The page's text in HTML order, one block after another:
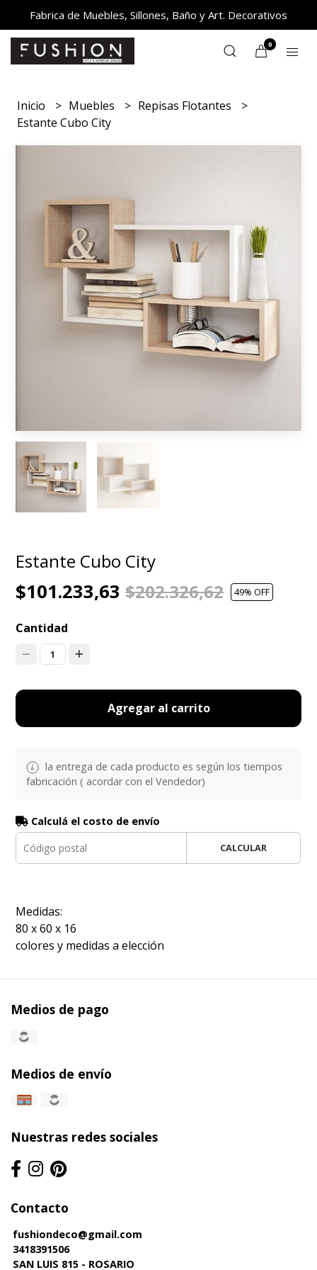
Fabrica de Muebles, Sillones, Baño y Art. Decorativos
0
Inicio Muebles
Repisas Flotantes
Estante Cubo City
Estante Cubo City
$101.233,63$202.326,62 49% OFF
Cantidad
1
Agregar al carrito
la entrega de cada producto es según los tiempos
fabricación ( acordar con el Vendedor)
Calculá el costo de envío
CALCULAR
Medidas:
80 x 60 x 16
colores y medidas a elección
Medios de pago
Medios de envío
Nuestras redes sociales
Contacto
fushiondeco@gmail.com
3418391506
SAN LUIS 815 - ROSARIO